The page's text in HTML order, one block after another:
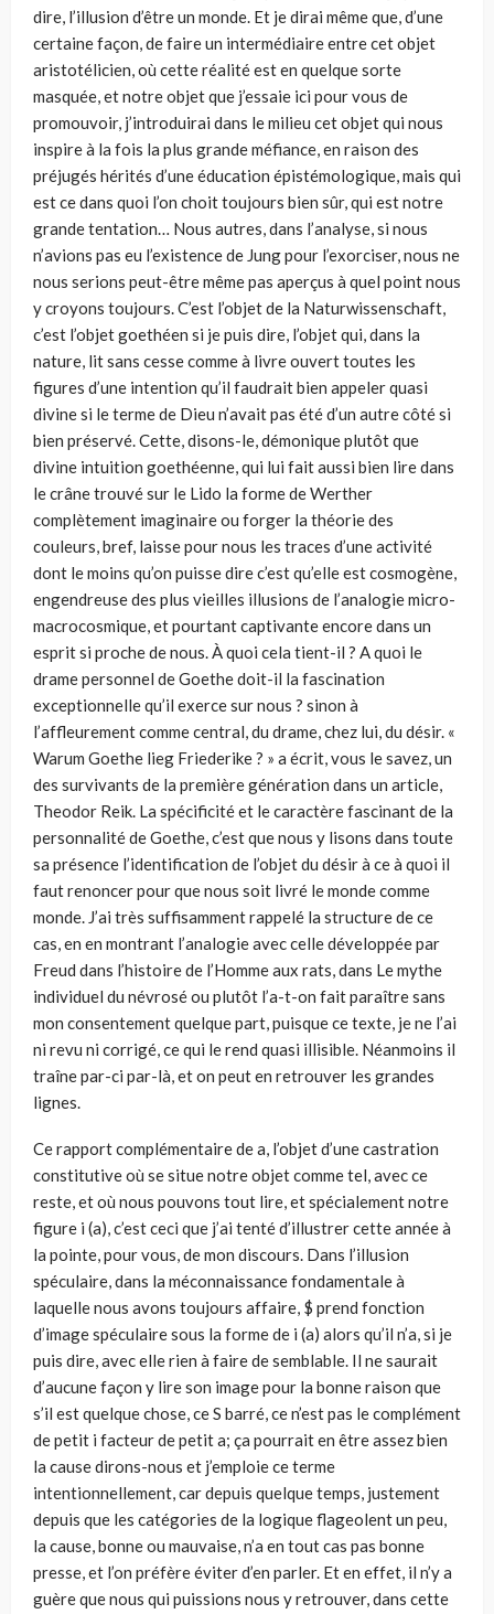
dire, l’illusion d’être un monde. Et je dirai même que, d’une
certaine façon, de faire un intermédiaire entre cet objet
aristotélicien, où cette réalité est en quelque sorte
masquée, et notre objet que j’essaie ici pour vous de
promouvoir, j’introduirai dans le milieu cet objet qui nous
inspire à la fois la plus grande méfiance, en raison des
préjugés hérités d’une éducation épistémologique, mais qui
est ce dans quoi l’on choit toujours bien sûr, qui est notre
grande tentation… Nous autres, dans l’analyse, si nous
n’avions pas eu l’existence de Jung pour l’exorciser, nous ne
nous serions peut-être même pas aperçus à quel point nous
y croyons toujours. C’est l’objet de la Naturwissenschaft,
c’est l’objet goethéen si je puis dire, l’objet qui, dans la
nature, lit sans cesse comme à livre ouvert toutes les
figures d’une intention qu’il faudrait bien appeler quasi
divine si le terme de Dieu n’avait pas été d’un autre côté si
bien préservé. Cette, disons-le, démonique plutôt que
divine intuition goethéenne, qui lui fait aussi bien lire dans
le crâne trouvé sur le Lido la forme de Werther
complètement imaginaire ou forger la théorie des
couleurs, bref, laisse pour nous les traces d’une activité
dont le moins qu’on puisse dire c’est qu’elle est cosmogène,
engendreuse des plus vieilles illusions de l’analogie micro-
macrocosmique, et pourtant captivante encore dans un
esprit si proche de nous. À quoi cela tient-il ? A quoi le
drame personnel de Goethe doit-il la fascination
exceptionnelle qu’il exerce sur nous ? sinon à
l’affleurement comme central, du drame, chez lui, du désir. «
Warum Goethe lieg Friederike ? » a écrit, vous le savez, un
des survivants de la première génération dans un article,
Theodor Reik. La spécificité et le caractère fascinant de la
personnalité de Goethe, c’est que nous y lisons dans toute
sa présence l’identification de l’objet du désir à ce à quoi il
faut renoncer pour que nous soit livré le monde comme
monde. J’ai très suffisamment rappelé la structure de ce
cas, en en montrant l’analogie avec celle développée par
Freud dans l’histoire de l’Homme aux rats, dans Le mythe
individuel du névrosé ou plutôt l’a-t-on fait paraître sans
mon consentement quelque part, puisque ce texte, je ne l’ai
ni revu ni corrigé, ce qui le rend quasi illisible. Néanmoins il
traîne par-ci par-là, et on peut en retrouver les grandes
lignes.
Ce rapport complémentaire de a, l’objet d’une castration
constitutive où se situe notre objet comme tel, avec ce
reste, et où nous pouvons tout lire, et spécialement notre
figure i (a), c’est ceci que j’ai tenté d’illustrer cette année à
la pointe, pour vous, de mon discours. Dans l’illusion
spéculaire, dans la méconnaissance fondamentale à
laquelle nous avons toujours affaire, $ prend fonction
d’image spéculaire sous la forme de i (a) alors qu’il n’a, si je
puis dire, avec elle rien à faire de semblable. Il ne saurait
d’aucune façon y lire son image pour la bonne raison que
s’il est quelque chose, ce S barré, ce n’est pas le complément
de petit i facteur de petit a; ça pourrait en être assez bien
la cause dirons-nous et j’emploie ce terme
intentionnellement, car depuis quelque temps, justement
depuis que les catégories de la logique flageolent un peu,
la cause, bonne ou mauvaise, n’a en tout cas pas bonne
presse, et l’on préfère éviter d’en parler. Et en effet, il n’y a
guère que nous qui puissions nous y retrouver, dans cette